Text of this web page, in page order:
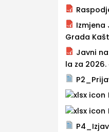
Grada
Javni
la za